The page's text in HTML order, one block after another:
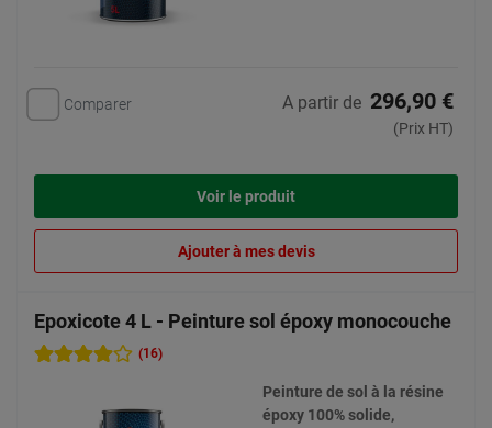
Comparer A partir de 296,90 €
(Prix HT)
Voir le produit
Ajouter à mes devis
Epoxicote 4 L - Peinture sol époxy monocouche
(16)
Peinture de sol à la résine
époxy 100% solide,